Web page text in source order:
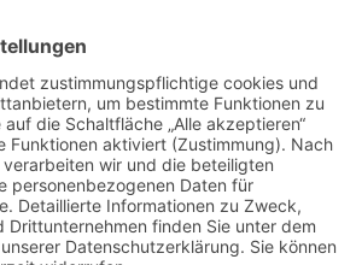
vor Spambots geschützt! Zur Anzeige
sein!
vor Spambots geschützt! Zur Anzeige
sein!